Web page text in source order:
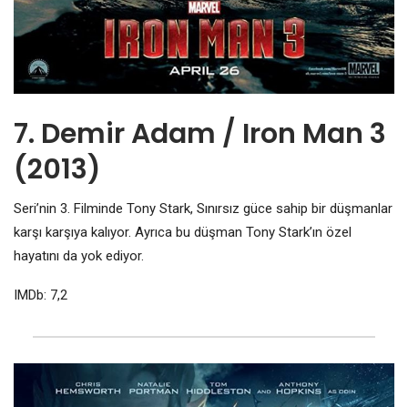
7. Demir Adam / Iron Man 3
(2013)
Seri’nin 3. Filminde Tony Stark, Sınırsız güce sahip bir düşmanlar
karşı karşıya kalıyor. Ayrıca bu düşman Tony Stark’ın özel
hayatını da yok ediyor.
IMDb: 7,2